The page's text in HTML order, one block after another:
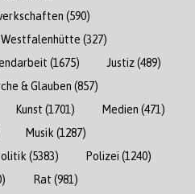
(590)
Westfalenhütte (327)
(1675) Justiz(489)
& Glauben (857)
Kunst (1701) Medien (471)
Musik (1287)
(5383) Polizei (1240)
Rat (981)